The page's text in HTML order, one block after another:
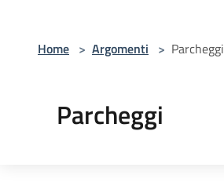
Home > Argomenti > Parcheggi
Parcheggi